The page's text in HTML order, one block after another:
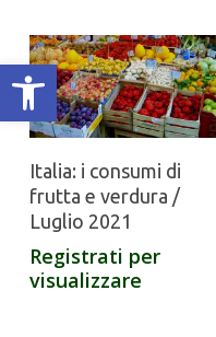
Apri la barra degli strumenti
Italia: i consumi di
frutta e verdura /
Luglio 2021
Registrati per
visualizzare